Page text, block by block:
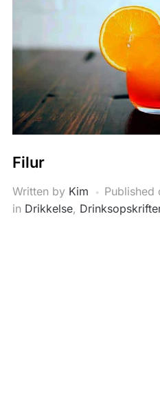
Filur
Written by Kim Published
in Drikkelse,